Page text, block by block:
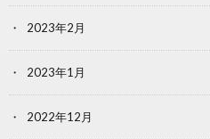
2023年2月
2023年1月
2022年12月